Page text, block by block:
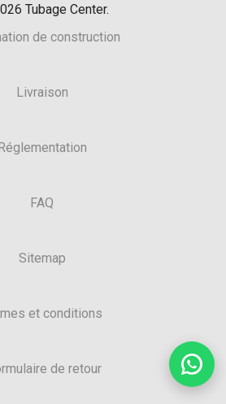
Tubage Center.
de construction
Livraison
FAQ
Sitemap
et conditions
de retour